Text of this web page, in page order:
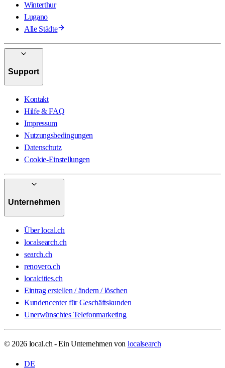
Winterthur
Lugano
Alle Städte
Support
Kontakt
Hilfe & FAQ
Impressum
Nutzungsbedingungen
Datenschutz
Cookie-Einstellungen
Unternehmen
Über local.ch
localsearch.ch
search.ch
renovero.ch
localcities.ch
Eintrag erstellen / ändern / löschen
Kundencenter für Geschäftskunden
Unerwünschtes Telefonmarketing
© 2026 local.ch - Ein Unternehmen von localsearch
DE